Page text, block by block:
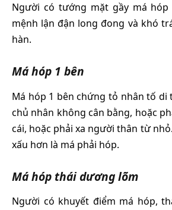
Người có tướng mặt gầy má
mệnh lận đận long đong và khó
hàn.
Má hóp 1 bên
Má hóp 1 bên chứng tỏ nhân tố di
chủ nhân không cân bằng, hoặc
cái, hoặc phải xa người thân từ
xấu hơn là má phải hóp.
Má hóp thái dương lõm
Người có khuyết điểm má hóp,